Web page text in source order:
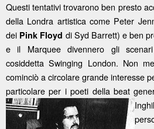
Questi tentativi trovarono ben presto
della Londra artistica come Peter
dei Pink Floyd di Syd Barrett) e ben
e il Marquee divennero gli
cosiddetta Swinging London. Non
cominciò a circolare grande interesse
particolare per i poeti della beat